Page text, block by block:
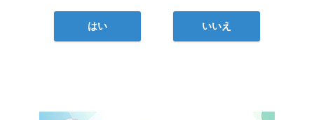
はい いいえ